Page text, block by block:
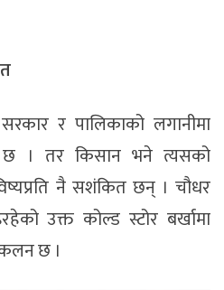
र पालिकाको लगानीमा
छ । तर किसान भने त्यसको
नै सशंकित छन् । चौधर
उक्त कोल्ड स्टोर बर्खामा
छ ।